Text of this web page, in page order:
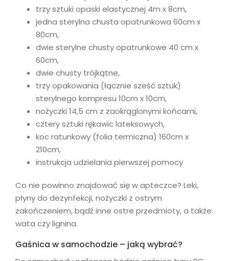
trzy sztuki opaski elastycznej 4m x 8cm,
jedna sterylna chusta opatrunkowa 60cm x
80cm,
dwie sterylne chusty opatrunkowe 40 cm x
60cm,
dwie chusty trójkątne,
trzy opakowania (łącznie sześć sztuk)
sterylnego kompresu 10cm x 10cm,
nożyczki 14,5 cm z zaokrąglonymi końcami,
cztery sztuki rękawic lateksowych,
koc ratunkowy (folia termiczna) 160cm x
210cm,
instrukcja udzielania pierwszej pomocy
Co nie powinno znajdować się w apteczce? Leki,
płyny do dezynfekcji, nożyczki z ostrym
zakończeniem, bądź inne ostre przedmioty, a także
wata czy lignina.
Gaśnica w samochodzie – jaką wybrać?